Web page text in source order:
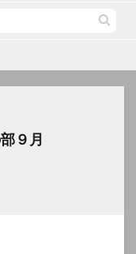
９月